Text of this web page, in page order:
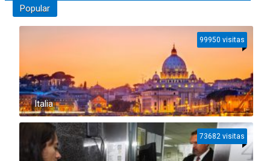
Popular
Italia
99950 visitas
73682 visitas